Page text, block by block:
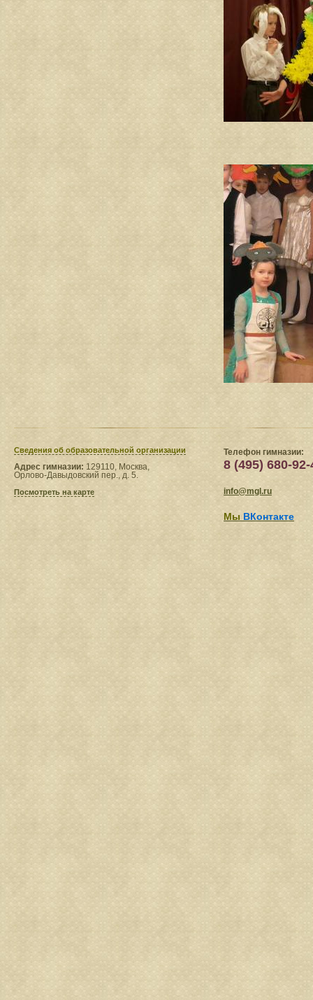
Сведения​ об образовательной организации
Адрес гимназии: 129110, Москва,
Орлово-Давыдовский пер., д. 5.
Посмотреть на карте
Телефон гимназии:
8 (495) 680-92-
info@mgl.ru
Мы ВКонтакте